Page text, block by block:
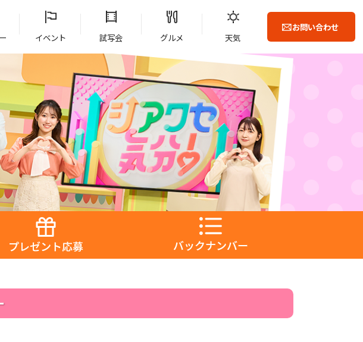
イベント 試写会 グルメ 天気
お問い合わせ